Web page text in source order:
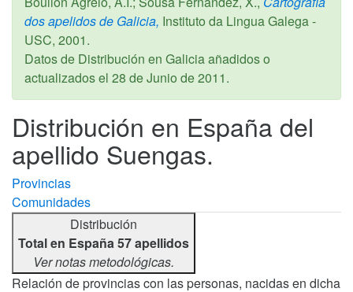
dos apelidos de Galicia, Instituto da Lingua Galega -
USC, 2001.
Datos de Distribución en Galicia añadidos o
actualizados el 28 de Junio de 2011.
Distribución en España del
apellido Suengas.
Provincias
Comunidades
Distribución
Total en España 57 apellidos
Ver notas metodológicas.
Relación de provincias con las personas, nacidas en dicha